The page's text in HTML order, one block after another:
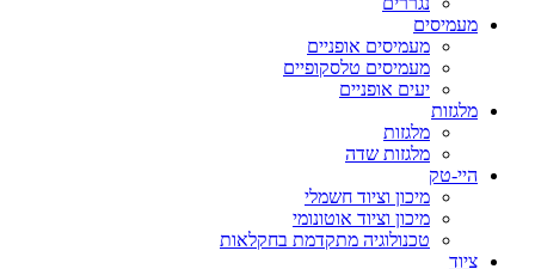
מעמיסים
מעמיסים אופניים
מעמיסים טלסקופיים
יעים אופניים
מלגזות
מלגזות
מלגזות שדה
היי-טק
מיכון וציוד חשמלי
מיכון וציוד אוטונומי
טכנולוגיה מתקדמת בחקלאות
ציוד